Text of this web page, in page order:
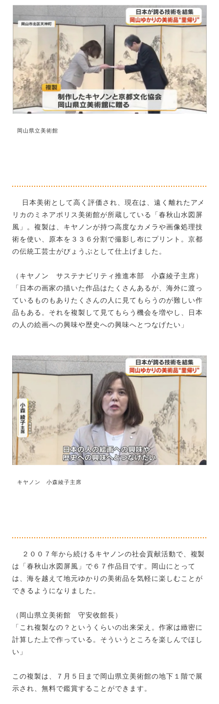
岡山県立美術館
日本美術として高く評価され、現在は、遠く離れたアメ
リカのミネアポリス美術館が所蔵している「春秋山水図屏
風」。複製は、キヤノンが持つ高度なカメラや画像処理技
術を使い、原本を３３６分割で撮影し布にプリント。京都
の伝統工芸士がびょうぶとして仕上げました。
（キヤノン サステナビリティ推進本部 小森綾子主席）
「日本の画家の描いた作品はたくさんあるが、海外に渡っ
ているものもありたくさんの人に見てもらうのが難しい作
品もある。それを複製して見てもらう機会を増やし、日本
の人の絵画への興味や歴史への興味へとつなげたい」
キヤノン 小森綾子主席
２００７年から続けるキヤノンの社会貢献活動で、複製
は「春秋山水図屏風」で６７作品目です。岡山にとって
は、海を越えて地元ゆかりの美術品を気軽に楽しむことが
できるようになりました。
（岡山県立美術館 守安收館長）
「これ複製なの？というくらいの出来栄え。作家は緻密に
計算した上で作っている。そういうところを楽しんでほし
い」
この複製は、７月５日まで岡山県立美術館の地下１階で展
示され、無料で鑑賞することができます。